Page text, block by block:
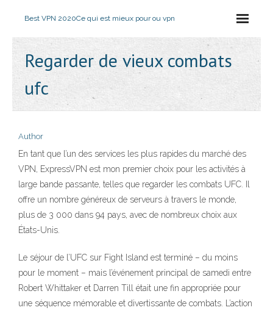
Best VPN 2020Ce qui est mieux pour ou vpn
Regarder de vieux combats
ufc
Author
En tant que l’un des services les plus rapides du marché des
VPN, ExpressVPN est mon premier choix pour les activités à
large bande passante, telles que regarder les combats UFC. Il
offre un nombre généreux de serveurs à travers le monde,
plus de 3 000 dans 94 pays, avec de nombreux choix aux
États-Unis.
Le séjour de l’UFC sur Fight Island est terminé – du moins
pour le moment – mais l’événement principal de samedi entre
Robert Whittaker et Darren Till était une fin appropriée pour
une séquence mémorable et divertissante de combats. L’action